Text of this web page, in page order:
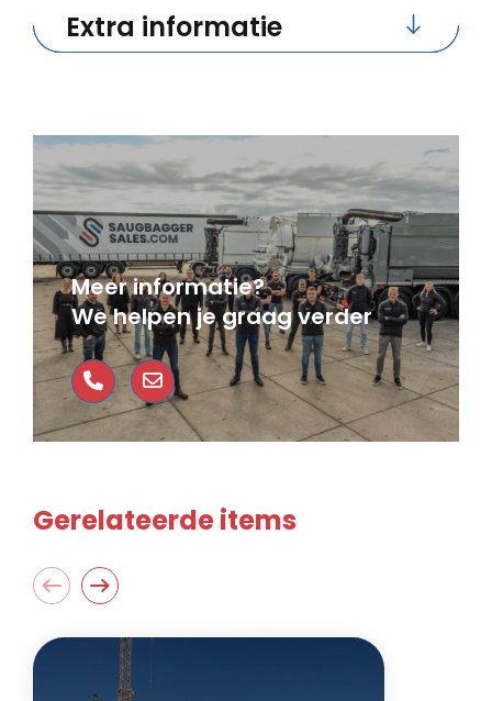
Meer informatie?
We helpen je graag verder
Extra informatie
Gerelateerde items